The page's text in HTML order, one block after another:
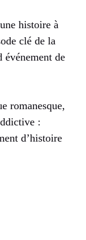
histoire à
clé de la
événement de
romanesque,
:
d’histoire